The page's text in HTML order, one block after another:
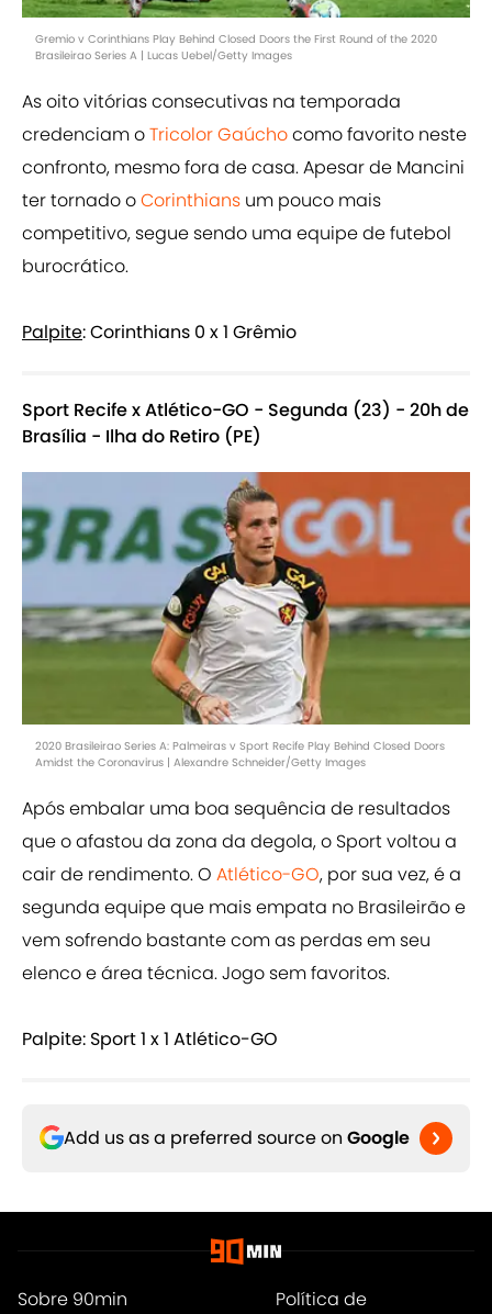
Gremio v Corinthians Play Behind Closed Doors the First Round of the 2020
Brasileirao Series A | Lucas Uebel/Getty Images
As oito vitórias consecutivas na temporada
credenciam oTricolor Gaúchocomo favorito neste
confronto, mesmo fora de casa. Apesar de Mancini
ter tornado oCorinthians um pouco mais
competitivo, segue sendo uma equipe de futebol
burocrático.
Palpite: Corinthians 0 x 1 Grêmio
Sport Recife x Atlético-GO - Segunda (23) - 20h de
Brasília - Ilha do Retiro (PE)
2020 Brasileirao Series A: Palmeiras v Sport Recife Play Behind Closed Doors
Amidst the Coronavirus | Alexandre Schneider/Getty Images
Após embalar uma boa sequência de resultados
que o afastou da zona da degola, o Sport voltou a
cair de rendimento. O Atlético-GO, por sua vez, é a
segunda equipe que mais empata no Brasileirão e
vem sofrendo bastante com as perdas em seu
elenco e área técnica. Jogo sem favoritos.
Palpite: Sport 1 x 1 Atlético-GO
Add us as a preferred source on Google
Sobre 90min
Política de